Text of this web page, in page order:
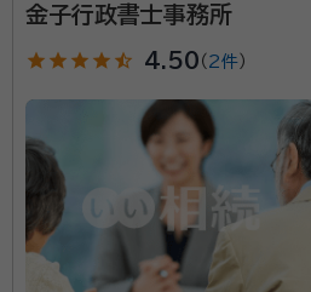
account_circle 満足度 5.0 ご利用時期：
【対応エリア】福岡県久留米市を
賀県にも伺います。
行政書士・宅地建物取引主任
所属団体： 福岡県行政書士会
金子行政書士事務所
star star star star star_half 4.50 （ 2件 ）